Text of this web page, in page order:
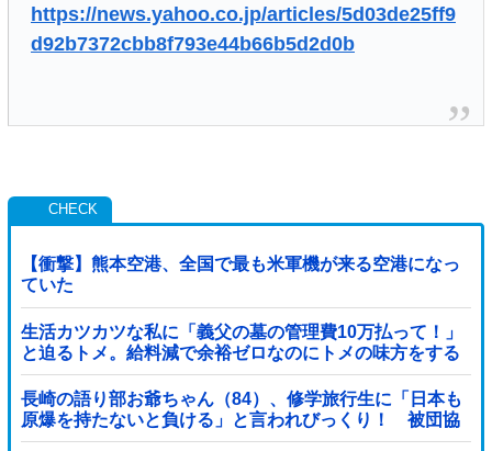
https://news.yahoo.co.jp/articles/5d03de25ff9
d92b7372cbb8f793e44b66b5d2d0b
【衝撃】熊本空港、全国で最も米軍機が来る空港になっ
ていた
生活カツカツな私に「義父の墓の管理費10万払って！」
と迫るトメ。給料減で余裕ゼロなのにトメの味方をする
旦那にブチギレ寸前←自分で管理できないなら墓じまい
してくれ
長崎の語り部お爺ちゃん（84）、修学旅行生に「日本も
原爆を持たないと負ける」と言われびっくり！ 被団協
代表（85）も中学生に「核を持たないで日本...